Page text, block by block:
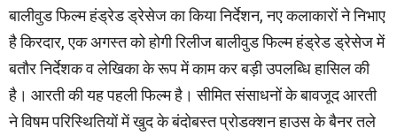
बालीवुड फिल्म हंड्रेड ड्रेसेज का किया निर्देशन, नए कलाकारों ने निभाए
है किरदार, एक अगस्त को होगी रिलीज बालीवुड फिल्म हंड्रेड ड्रेसेज में
बतौर निर्देशक व लेखिका के रूप में काम कर बड़ी उपलब्धि हासिल की
है। आरती की यह पहली फिल्म है। सीमित संसाधनों के बावजूद आरती
ने विषम परिस्थितियों में खुद के बंदोबस्त प्रोडक्शन हाउस के बैनर तले